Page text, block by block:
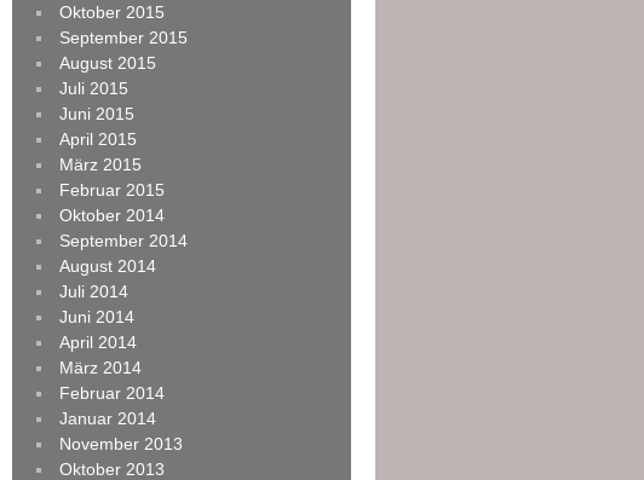
Oktober 2015
September 2015
August 2015
Juli 2015
Juni 2015
April 2015
März 2015
Februar 2015
Oktober 2014
September 2014
August 2014
Juli 2014
Juni 2014
April 2014
März 2014
Februar 2014
Januar 2014
November 2013
Oktober 2013